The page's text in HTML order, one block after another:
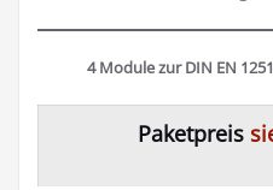
4 Module zur DIN EN
Paketpreis